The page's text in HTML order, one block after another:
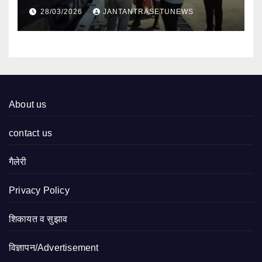
निरीक्षण
28/03/2026 JANTANTRASETUNEWS
About us
contact us
गैलेरी
Privacy Policy
शिकायत व सुझाव
विज्ञापन/Advertisement